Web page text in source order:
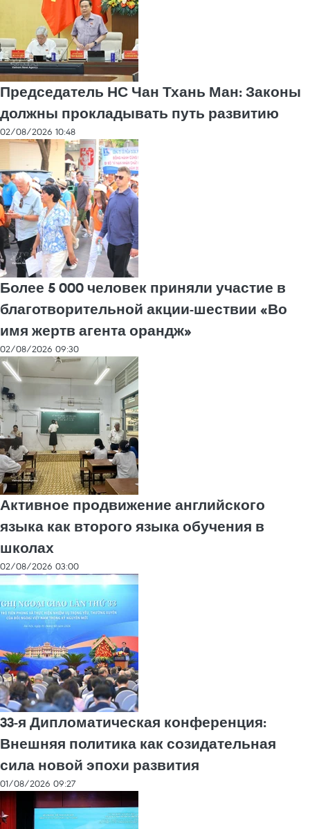
Председатель НС Чан Тхань Ман: Законы
должны прокладывать путь развитию
02/08/2026 10:48
Более 5 000 человек приняли участие в
благотворительной акции-шествии «Во
имя жертв агента орандж»
02/08/2026 09:30
Активное продвижение английского
языка как второго языка обучения в
школах
02/08/2026 03:00
33-я Дипломатическая конференция:
Внешняя политика как созидательная
сила новой эпохи развития
01/08/2026 09:27